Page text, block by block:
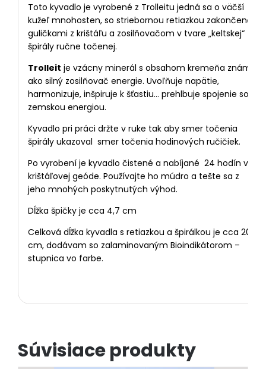
Toto kyvadlo je vyrobené z Trolleitu jedná sa o väčší
kužeľ mnohosten, so striebornou retiazkou zakončenou
guličkami z krištáľu a zosilňovačom v tvare „keltskej“
špirály ručne točenej.
Trolleit je vzácny minerál s obsahom kremeňa známy
ako silný zosilňovač energie. Uvoľňuje napätie,
harmonizuje, inšpiruje k šťastiu… prehlbuje spojenie so
zemskou energiou.
Kyvadlo pri práci držte v ruke tak aby smer točenia
špirály ukazoval smer točenia hodinových ručičiek.
Po vyrobení je kyvadlo čistené a nabíjané 24 hodín v
krištáľovej geóde. Používajte ho múdro a tešte sa z
jeho mnohých poskytnutých výhod.
Dĺžka špičky je cca 4,7 cm
Celková dĺžka kyvadla s retiazkou a špirálkou je cca 20
cm, dodávam so zalaminovaným Bioindikátorom –
stupnica vo farbe.
Súvisiace produkty